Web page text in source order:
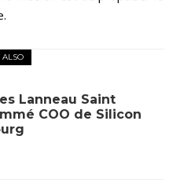
ALSO
Lanneau Saint
COO de Silicon